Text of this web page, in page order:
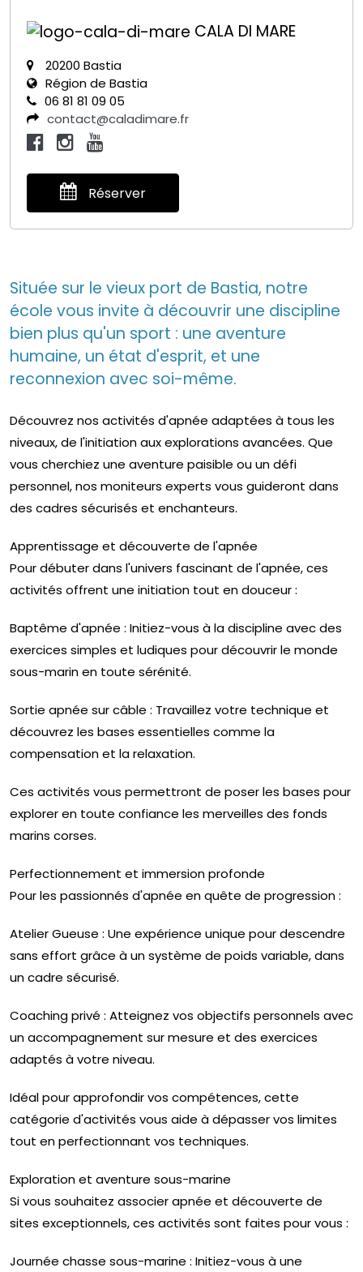
CALA DI MARE
20200 Bastia
Région de Bastia
06 81 81 09 05
contact@caladimare.fr
Réserver
Située sur le vieux port de Bastia, notre
école vous invite à découvrir une discipline
bien plus qu'un sport : une aventure
humaine, un état d'esprit, et une
reconnexion avec soi-même.
Découvrez nos activités d'apnée adaptées à tous les
niveaux, de l'initiation aux explorations avancées. Que
vous cherchiez une aventure paisible ou un défi
personnel, nos moniteurs experts vous guideront dans
des cadres sécurisés et enchanteurs.
Apprentissage et découverte de l'apnée
Pour débuter dans l'univers fascinant de l'apnée, ces
activités offrent une initiation tout en douceur :
Baptême d'apnée : Initiez-vous à la discipline avec des
exercices simples et ludiques pour découvrir le monde
sous-marin en toute sérénité.
Sortie apnée sur câble : Travaillez votre technique et
découvrez les bases essentielles comme la
compensation et la relaxation.
Ces activités vous permettront de poser les bases pour
explorer en toute confiance les merveilles des fonds
marins corses.
Perfectionnement et immersion profonde
Pour les passionnés d'apnée en quête de progression :
Atelier Gueuse : Une expérience unique pour descendre
sans effort grâce à un système de poids variable, dans
un cadre sécurisé.
Coaching privé : Atteignez vos objectifs personnels avec
un accompagnement sur mesure et des exercices
adaptés à votre niveau.
Idéal pour approfondir vos compétences, cette
catégorie d'activités vous aide à dépasser vos limites
tout en perfectionnant vos techniques.
Exploration et aventure sous-marine
Si vous souhaitez associer apnée et découverte de
sites exceptionnels, ces activités sont faites pour vous :
Journée chasse sous-marine : Initiez-vous à une